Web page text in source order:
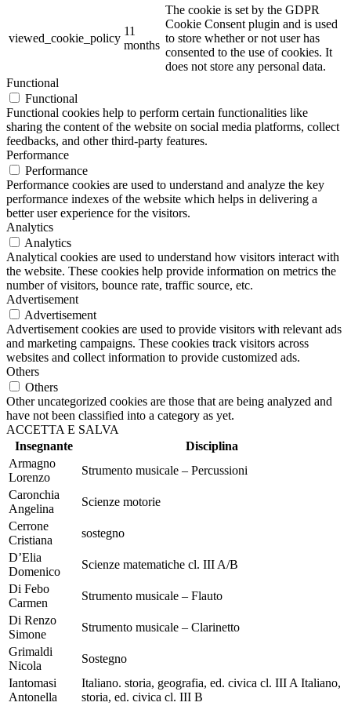
viewed_cookie_policy
11
months
The cookie is set by the GDPR
Cookie Consent plugin and is used
to store whether or not user has
consented to the use of cookies. It
does not store any personal data.
Functional
Functional
Functional cookies help to perform certain functionalities like
sharing the content of the website on social media platforms, collect
feedbacks, and other third-party features.
Performance
Performance
Performance cookies are used to understand and analyze the key
performance indexes of the website which helps in delivering a
better user experience for the visitors.
Analytics
Analytics
Analytical cookies are used to understand how visitors interact with
the website. These cookies help provide information on metrics the
number of visitors, bounce rate, traffic source, etc.
Advertisement
Advertisement
Advertisement cookies are used to provide visitors with relevant ads
and marketing campaigns. These cookies track visitors across
websites and collect information to provide customized ads.
Others
Others
Other uncategorized cookies are those that are being analyzed and
have not been classified into a category as yet.
ACCETTA E SALVA
Insegnante
Disciplina
Armagno
Lorenzo
Strumento musicale – Percussioni
Caronchia
Angelina
Scienze motorie
Cerrone
Cristiana
sostegno
D’Elia
Domenico
Scienze matematiche cl. III A/B
Di Febo
Carmen
Strumento musicale – Flauto
Di Renzo
Simone
Strumento musicale – Clarinetto
Grimaldi
Nicola
Sostegno
Iantomasi
Antonella
Italiano. storia, geografia, ed. civica cl. III A Italiano,
storia, ed. civica cl. III B